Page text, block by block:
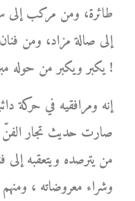
طائرة، ومن مركب إلى
إلى صالة مزاد، ومن
يكبر ويكبر من حوله مبرداً بشعاعاته اللطيفة لهيب أوجاعه !
إنه ومرافقيه في حركة
صارت حديث تجار الفنّ
من يترصده ويتعقبه إلى
وشراء معروضاته ،